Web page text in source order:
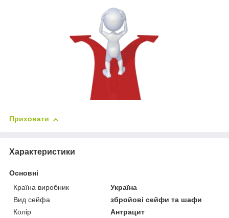
Приховати
Характеристики
Основні
Країна виробник
Україна
Вид сейфа
збройові сейфи та шафи
Колір
Антрацит